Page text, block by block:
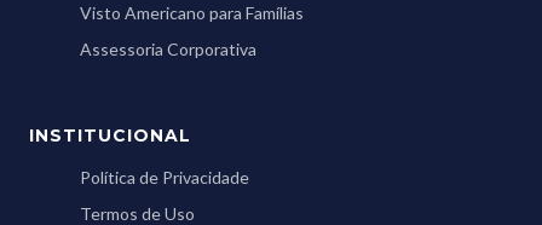
Visto Americano para Famílias
Assessoria Corporativa
INSTITUCIONAL
Política de Privacidade
Termos de Uso